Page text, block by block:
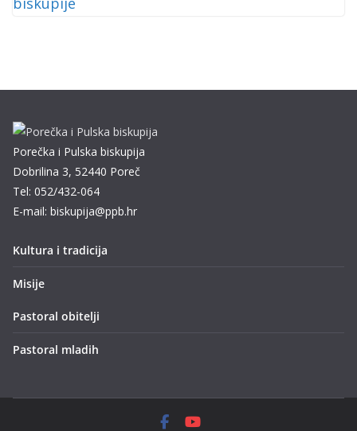
Porečka i Pulska biskupija
Dobrilina 3, 52440 Poreč
Tel: 052/432-064
E-mail: biskupija@ppb.hr
Kultura i tradicija
Misije
Pastoral obitelji
Pastoral mladih